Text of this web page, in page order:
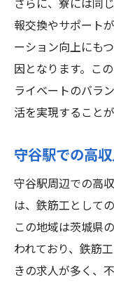
さらに、寮には同
報交換やサポート
ーション向上にも
因となります。こ
ライベートのバラ
活を実現すること
守谷駅での高
守谷駅周辺での高
は、鉄筋工として
この地域は茨城県
われており、鉄筋
きの求人が多く、